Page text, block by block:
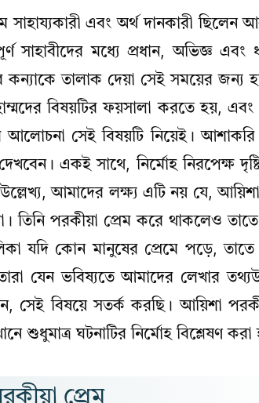
সাহায্যকারী এবং অর্থ দানকারী
সাহাবীদের মধ্যে প্রধান, অভিজ্ঞ এবং
কন্যাকে তালাক দেয়া সেই সময়ের জন্য
বিষয়টির ফয়সালা করতে হয়,
সেই বিষয়টি নিয়েই। আশাকরি
একই সাথে, নির্মোহ নিরপেক্ষ
উল্লেখ্য, আমাদের লক্ষ্য এটি নয় যে,
তিনি পরকীয়া প্রেম করে থাকলেও তাতে
যদি কোন মানুষের প্রেমে পড়ে,
যেন ভবিষ্যতে আমাদের লেখার
সেই বিষয়ে সতর্ক করছি। আয়িশা
শুধুমাত্র ঘটনাটির নির্মোহ বিশ্লেষণ করা
প্রেম